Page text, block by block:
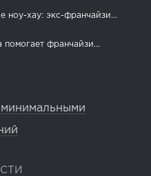
ноу-хау: экс-франчайзи...
помогает франчайзи...